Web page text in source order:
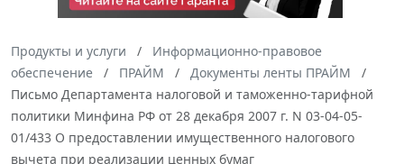
Продукты и услуги
Информационно-правовое
обеспечение
ПРАЙМ
Документы ленты ПРАЙМ
Письмо Департамента налоговой и таможенно-тарифной
политики Минфина РФ от 28 декабря 2007 г. N 03-04-05-
01/433 О предоставлении имущественного налогового
вычета при реализации ценных бумаг